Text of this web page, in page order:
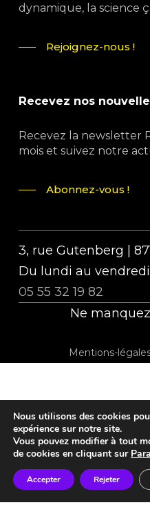
dynamique, la science
Rejoignez-nous !
Recevez nos
Recevez la newsletter
mois et suivez notre
Abonnez-vous !
3, rue Gutenberg |
Du lundi au vendredi
05 55 32 19 82
Ne
Mentions-
twitter facebook
Nous utilisons des cookies
expérience sur notre site.
Vous pouvez modifier à tout
de cookies en cliquant sur
Accepter Rejeter